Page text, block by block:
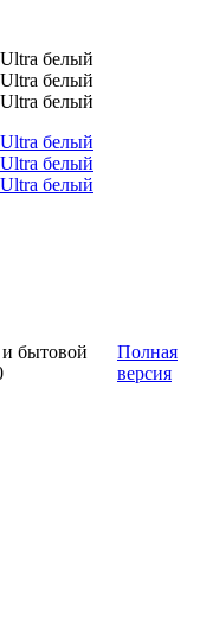
и бытовой
Полная
версия